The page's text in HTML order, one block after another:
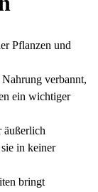
Pflanzen und
verbannt,
ein wichtiger
äußerlich
in keiner
bringt